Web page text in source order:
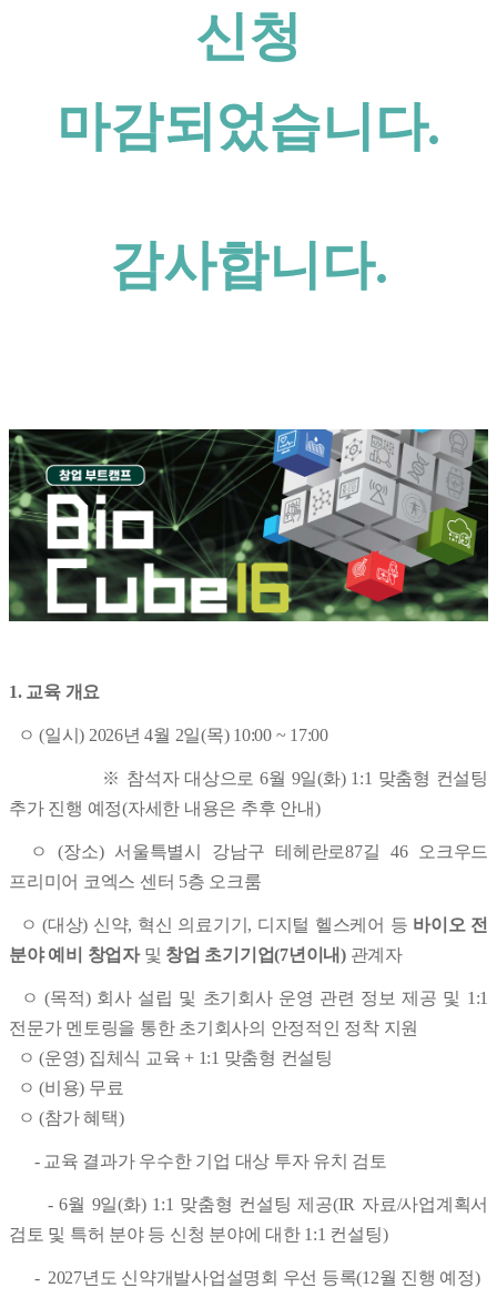
신청
마감되었습니다.
감사합니다.
1. 교육 개요
ㅇ (일시) 2026년 4월 2일(목) 10:00 ~ 17:00
※ 참석자 대상으로 6월 9일(화) 1:1 맞춤형 컨설팅
추가 진행 예정(자세한 내용은 추후 안내)
ㅇ (장소) 서울특별시 강남구 테헤란로87길 46 오크우드
프리미어 코엑스 센터 5층 오크룸
ㅇ (대상) 신약, 혁신 의료기기, 디지털 헬스케어 등 바이오 전
분야 예비 창업자 및 창업 초기기업(7년이내)관계자
ㅇ (목적) 회사 설립 및 초기회사 운영 관련 정보 제공 및 1:1
전문가 멘토링을 통한 초기회사의 안정적인 정착 지원
ㅇ (운영) 집체식 교육 + 1:1 맞춤형 컨설팅
ㅇ (비용) 무료
ㅇ (참가 혜택)
- 교육 결과가 우수한 기업 대상 투자 유치 검토
- 6월 9일(화) 1:1 맞춤형 컨설팅 제공(IR 자료/사업계획서
검토 및 특허 분야 등 신청 분야에 대한 1:1 컨설팅)
- 2027년도 신약개발사업설명회 우선 등록(12월 진행 예정)